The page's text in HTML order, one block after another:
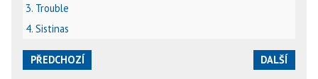
3. Trouble
4. Sistinas
PŘEDCHOZÍ DALŠÍ